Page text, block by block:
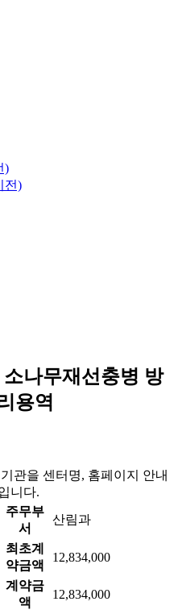
)
전)
나무재선충병 방
용역
관을 센터명, 홈페이지 안내
니다.
주무부
서
산림과
최초계
약금액
12,834,000
계약금
액
12,834,000